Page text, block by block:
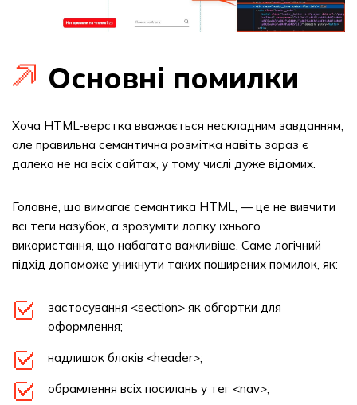
Основні помилки
Хоча HTML-верстка вважається нескладним завданням,
але правильна семантична розмітка навіть зараз є
далеко не на всіх сайтах, у тому числі дуже відомих.
Головне, що вимагає семантика HTML, — це не вивчити
всі теги назубок, а зрозуміти логіку їхнього
використання, що набагато важливіше. Саме логічний
підхід допоможе уникнути таких поширених помилок, як:
застосування <section> як обгортки для
оформлення;
надлишок блоків <header>;
обрамлення всіх посилань у тег <nav>;